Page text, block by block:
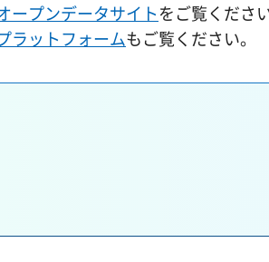
ープンデータサイトをご覧くださ
ラットフォームもご覧ください。